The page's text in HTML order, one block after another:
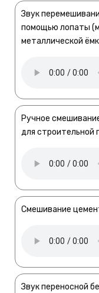
Звук
помощью лопаты
металлической
Ручное
для строительной
Смешивание
Звук переносной